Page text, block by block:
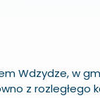
Wdzydze, w
z rozległego